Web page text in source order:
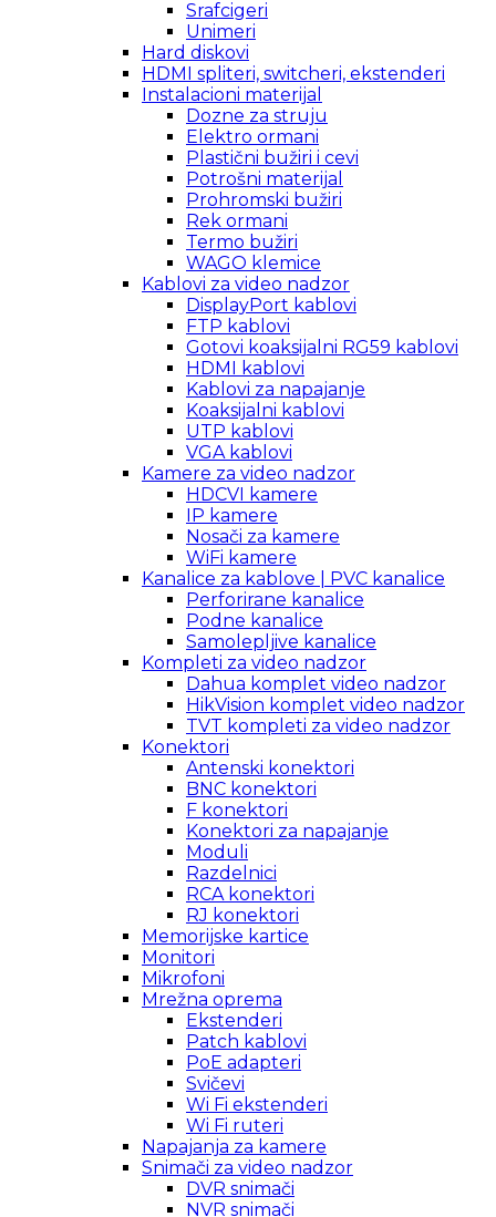
Srafcigeri
Unimeri
Hard diskovi
HDMI spliteri, switcheri, ekstenderi
Instalacioni materijal
Dozne za struju
Elektro ormani
Plastični bužiri i cevi
Potrošni materijal
Prohromski bužiri
Rek ormani
Termo bužiri
WAGO klemice
Kablovi za video nadzor
DisplayPort kablovi
FTP kablovi
Gotovi koaksijalni RG59 kablovi
HDMI kablovi
Kablovi za napajanje
Koaksijalni kablovi
UTP kablovi
VGA kablovi
Kamere za video nadzor
HDCVI kamere
IP kamere
Nosači za kamere
WiFi kamere
Kanalice za kablove | PVC kanalice
Perforirane kanalice
Podne kanalice
Samolepljive kanalice
Kompleti za video nadzor
Dahua komplet video nadzor
HikVision komplet video nadzor
TVT kompleti za video nadzor
Konektori
Antenski konektori
BNC konektori
F konektori
Konektori za napajanje
Moduli
Razdelnici
RCA konektori
RJ konektori
Memorijske kartice
Monitori
Mikrofoni
Mrežna oprema
Ekstenderi
Patch kablovi
PoE adapteri
Svičevi
Wi Fi ekstenderi
Wi Fi ruteri
Napajanja za kamere
Snimači za video nadzor
DVR snimači
NVR snimači